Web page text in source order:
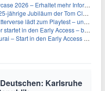
2026 – Erhaltet mehr Informationen
der Tom Clancy’s Ghost Recon-Reihe
zum Playtest – und erscheint schon bald!
in den Early Access – bald gehts los!
den Early Access ab heute im feudalen Japan
Karlsruhe